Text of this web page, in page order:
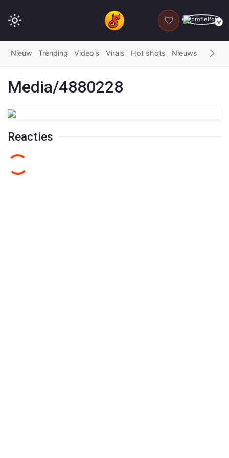
DONEER
Nieuw Trending Video's Virals Hot shots Nieuws Fails
Media/4880228
Reacties